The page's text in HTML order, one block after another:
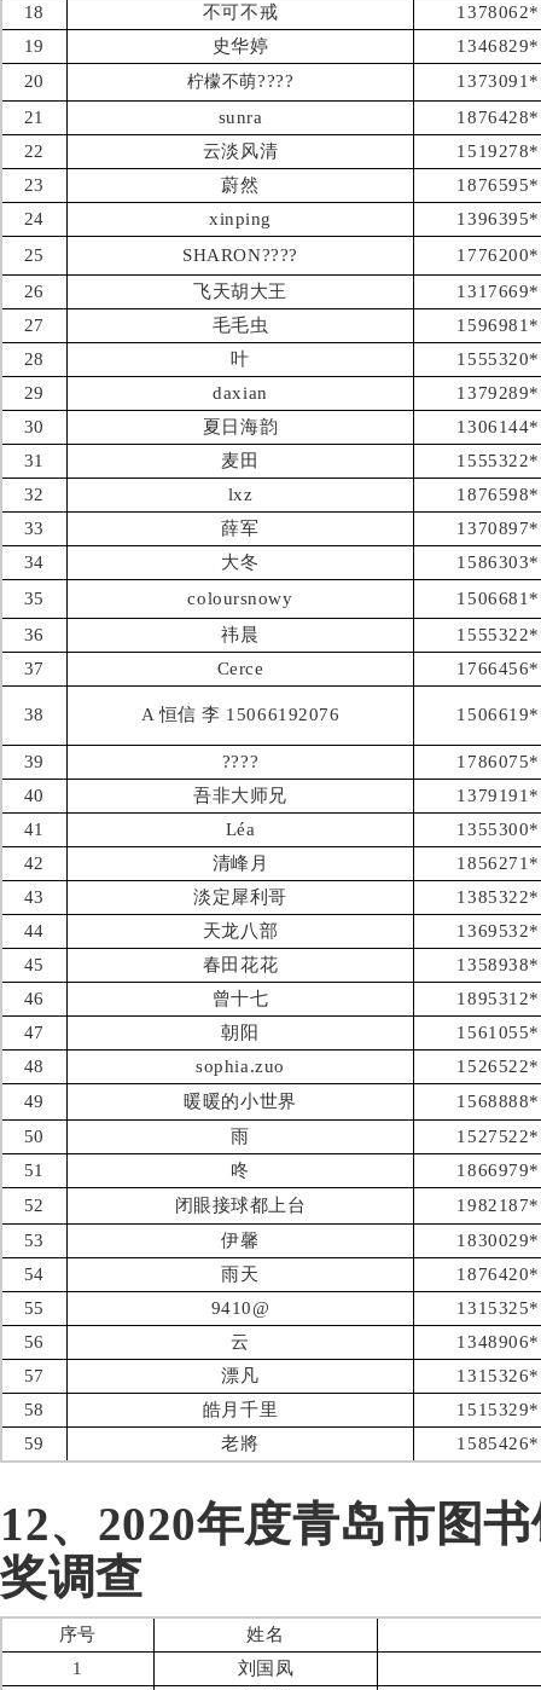
18
不可不戒
19
史华婷
20
柠檬不萌????
21
sunra
22
云淡风清
23
蔚然
24
xinping
25
SHARON????
26
飞天胡大王
27
毛毛虫
28
叶
29
daxian
30
夏日海韵
31
麦田
32
lxz
33
薛军
34
大冬
35
coloursnowy
36
祎晨
37
Cerce
38 A 恒信 李 15066192076
39 ????
40
吾非大师兄
41
Léa
42
清峰月
43
淡定犀利哥
44
天龙八部
45
春田花花
46
曾十七
47
朝阳
48
sophia.zuo
49
暖暖的小世界
50
雨
51
咚
52
闭眼接球都上台
53
伊馨
54
雨天
55
9410@
56
云
57
漂凡
58
皓月千里
59
老將
12、2020年度青岛市图
奖调查
序号
姓名
1
刘国凤